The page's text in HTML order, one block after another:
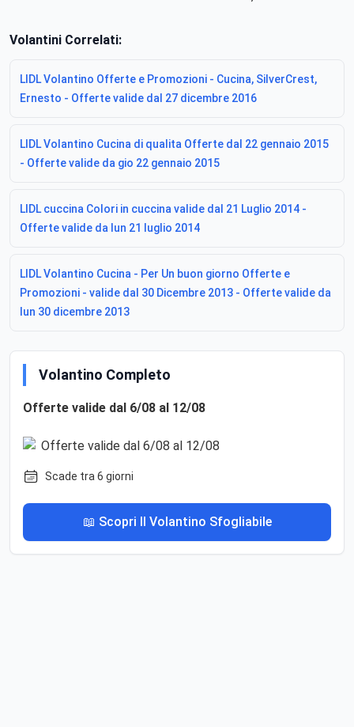
Volantini Correlati:
LIDL Volantino Offerte e Promozioni - Cucina, SilverCrest,
Ernesto - Offerte valide dal 27 dicembre 2016
LIDL Volantino Cucina di qualita Offerte dal 22 gennaio 2015
- Offerte valide da gio 22 gennaio 2015
LIDL cuccina Colori in cuccina valide dal 21 Luglio 2014 -
Offerte valide da lun 21 luglio 2014
LIDL Volantino Cucina - Per Un buon giorno Offerte e
Promozioni - valide dal 30 Dicembre 2013 - Offerte valide da
lun 30 dicembre 2013
Volantino Completo
Offerte valide dal 6/08 al 12/08
Scade tra 6 giorni
📖 Scopri Il Volantino Sfogliabile